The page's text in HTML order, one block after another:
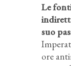
Le
suo
ore